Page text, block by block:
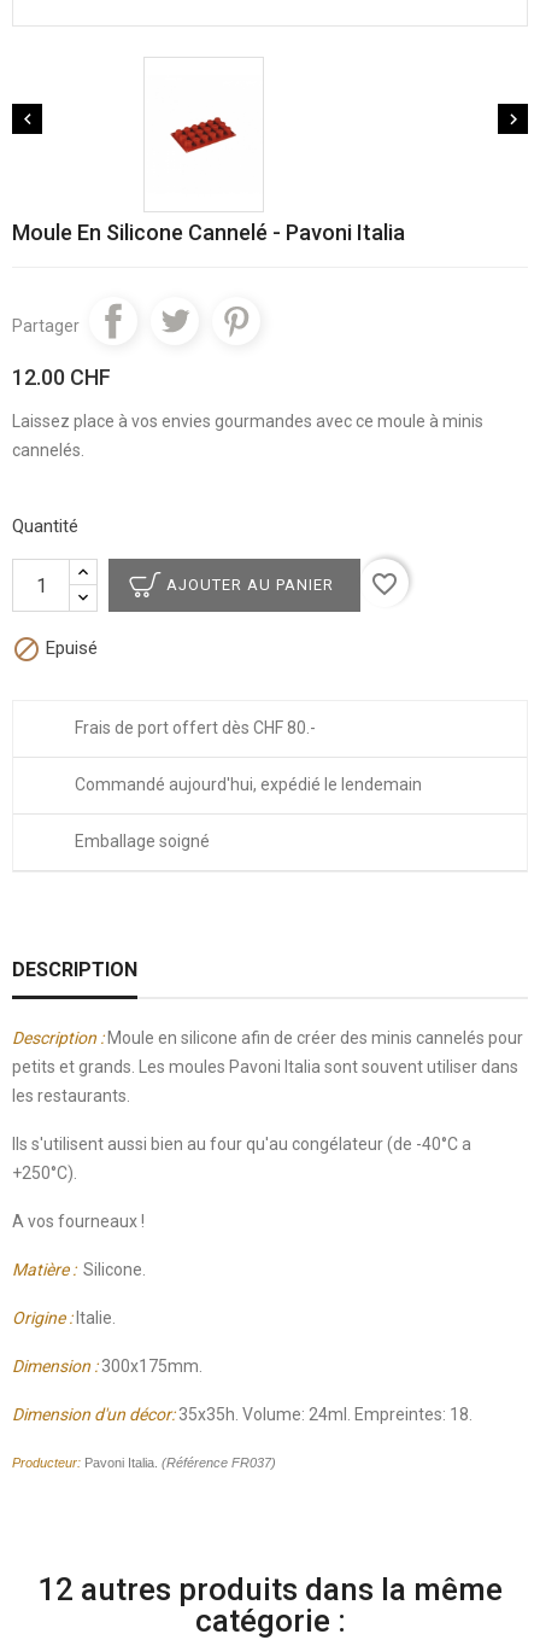
 
Moule En Silicone Cannelé - Pavoni Italia
Partager
12.00 CHF
Laissez place à vos envies gourmandes avec ce moule à minis
cannelés.
Quantité
AJOUTER AU PANIER favorite_border
 Epuisé
Frais de port offert dès CHF 80.-
Commandé aujourd'hui, expédié le lendemain
Emballage soigné
DESCRIPTION
Description :Moule en silicone afin de créer des minis cannelés pour
petits et grands. Les moules Pavoni Italia sont souvent utiliser dans
les restaurants.
Ils s'utilisent aussi bien au four qu'au congélateur (de -40°C a
+250°C).
A vos fourneaux !
Matière :Silicone.
Origine : Italie.
Dimension :300x175mm.
Dimension d'un décor: 35x35h. Volume: 24ml. Empreintes: 18.
Producteur: Pavoni Italia. (Référence FR037)
12 autres produits dans la même
catégorie :